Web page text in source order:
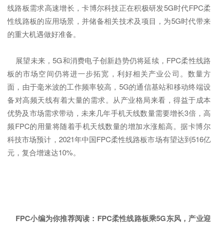
线路板需求高速增长，卡博尔科技正在积极研发5G时代FPC柔
性线路板的应用场景，并储备相关技术及项目，为5G时代带来
的重大机遇做好准备。
展望未来，5G和消费电子创新趋势仍将延续，FPC柔性线路
板的市场空间仍将进一步拓宽，利好相关产业公司。数量方
面，由于毫米波的工作频率较高，5G的通信基站和移动终端设
备对高频天线有着大量的需求。从产业格局来看，得益于成本
优势及市场需求带动，未来几年手机天线数量需要增长3倍，高
频FPC的用量将随着手机天线数量的增加水涨船高。据卡博尔
科技市场预计，2021年中国FPC柔性线路板市场有望达到516亿
元，复合增速达10%。
FPC小编为你推荐阅读： FPC柔性线路板乘5G东风，产业迎